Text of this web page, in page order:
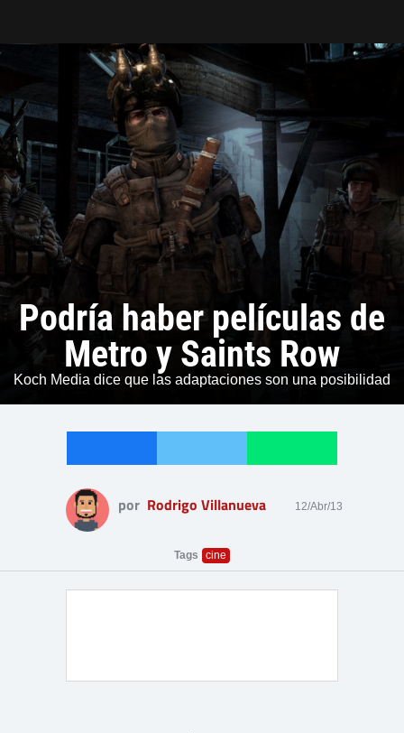
Podría haber películas de
Metro y Saints Row
Koch Media dice que las adaptaciones son una posibilidad
por Rodrigo Villanueva 12/Abr/13
Tags cine